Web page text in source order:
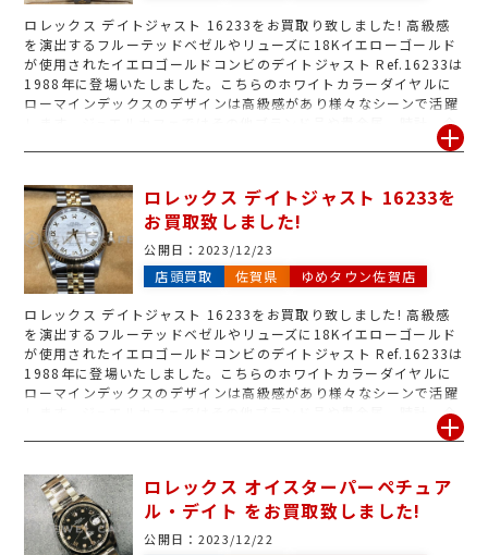
ロレックス デイトジャスト 16233をお買取り致しました! 高級感
を演出するフルーテッドベゼルやリューズに18Kイエローゴールド
が使用され­たイエロゴールドコンビのデイトジャスト Ref.16233は
1988年に登場いたしました。こちらのホワイトカラーダイヤルに
ローマインデックスのデザインは高級感があり様々なシーンで活躍
します。ジュエルカフェではその他ブランド品や貴金属、時計、金
券など様々な商材取り扱っていますので、是非一度ジュエルカフェ
ロレックス デイトジャスト 16233を
お買取致しました!
公開日： 2023/12/23
店頭買取 佐賀県 ゆめタウン佐賀店
ロレックス デイトジャスト 16233をお買取り致しました! 高級感
を演出するフルーテッドベゼルやリューズに18Kイエローゴールド
が使用され­たイエロゴールドコンビのデイトジャスト Ref.16233は
1988年に登場いたしました。こちらのホワイトカラーダイヤルに
ローマインデックスのデザインは高級感があり様々なシーンで活躍
します。ジュエルカフェではその他ブランド品や貴金属、時計、金
券など様々な商材取り扱っていますので、是非一度ジュエルカフェ
ロレックス オイスターパーペチュア
ル・デイト をお買取致しました!
公開日： 2023/12/22